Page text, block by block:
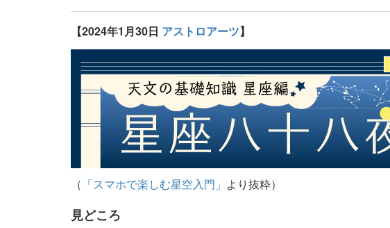
【2024年1月30日 アストロアーツ】
（ 「スマホで楽しむ星空入門」 より抜粋）
見どころ